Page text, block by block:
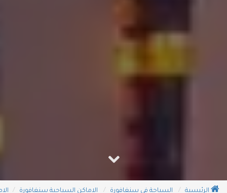
الرئيسية السياحة في سنغافورة الاماكن السياحية سنغافورة